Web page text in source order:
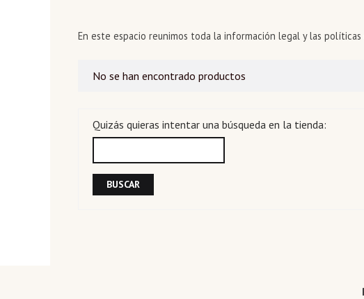
En este espacio reunimos toda la información legal y las
No se han encontrado productos
Quizás quieras intentar una búsqueda en la tienda: